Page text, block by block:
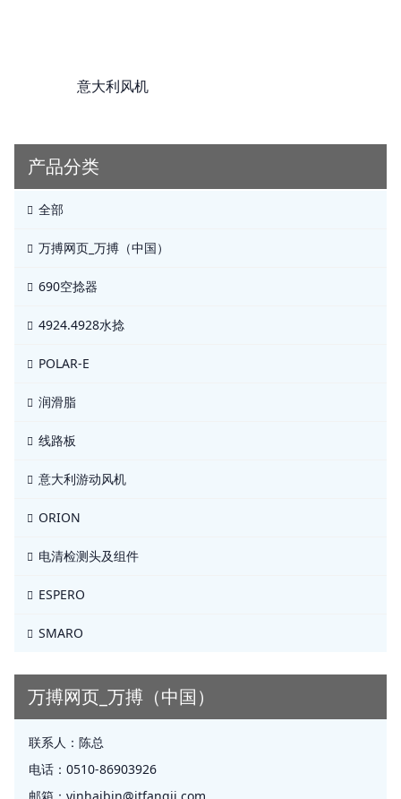
意大利风机
产品分类
全部
万搏网页_万搏（中国）
690空捻器
4924.4928水捻
POLAR-E
润滑脂
线路板
意大利游动风机
ORION
电清检测头及组件
ESPERO
SMARO
万搏网页_万搏（中国）
联系人： 陈总
电话： 0510-86903926